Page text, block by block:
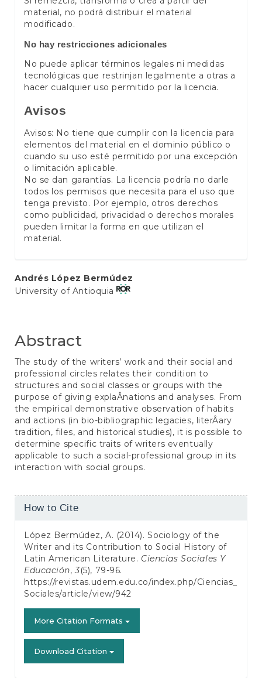
material, no podrá distribuir el material
modificado.
No hay restricciones adicionales
No puede aplicar términos legales ni medidas
tecnológicas que restrinjan legalmente a otras a
hacer cualquier uso permitido por la licencia.
Avisos
Avisos: No tiene que cumplir con la licencia para
elementos del material en el dominio público o
cuando su uso esté permitido por una excepción
o limitación aplicable.
No se dan garantías. La licencia podría no darle
todos los permisos que necesita para el uso que
tenga previsto. Por ejemplo, otros derechos
como publicidad, privacidad o derechos morales
pueden limitar la forma en que utilizan el
material.
Main
Article
Andrés López Bermúdez
University of Antioquia
Abstract
The study of the writers’ work and their social and
professional circles relates their condition to
structures and social classes or groups with the
purpose of giving explaÂ­nations and analyses. From
the empirical demonstrative observation of habits
and actions (in bio-bibliographic legacies, literÂ­ary
tradition, files, and historical studies), it is possible to
determine specific traits of writers eventually
applicable to such a social-professional group in its
interaction with social groups.
Article
How to Cite
López Bermúdez, A. (2014). Sociology of the
Writer and its Contribution to Social History of
Latin American Literature. Ciencias Sociales Y
Educación,3(5), 79-96.
https://revistas.udem.edu.co/index.php/Ciencias_
Sociales/article/view/942
More Citation Formats
Download Citation